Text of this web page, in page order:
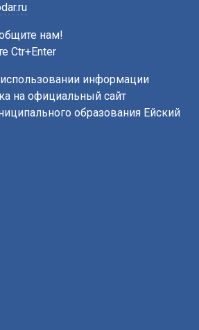
нам!
Ctr+Enter
информации
на официальный сайт
образования Ейский